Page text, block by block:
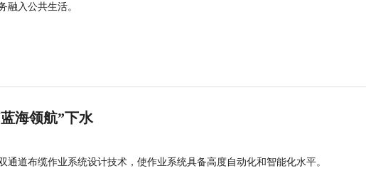
融入公共生活。
海领航”下水
通道布缆作业系统设计技术，使作业系统具备高度自动化和智能化水平。